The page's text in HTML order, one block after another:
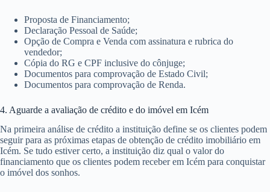
Proposta de Financiamento;
Declaração Pessoal de Saúde;
Opção de Compra e Venda com assinatura e rubrica do
vendedor;
Cópia do RG e CPF inclusive do cônjuge;
Documentos para comprovação de Estado Civil;
Documentos para comprovação de Renda.
4. Aguarde a avaliação de crédito e do imóvel em Icém
Na primeira análise de crédito a instituição define se os clientes podem
seguir para as próximas etapas de obtenção de crédito imobiliário em
Icém. Se tudo estiver certo, a instituição diz qual o valor do
financiamento que os clientes podem receber em Icém para conquistar
o imóvel dos sonhos.